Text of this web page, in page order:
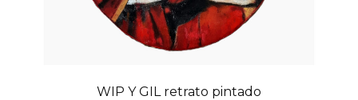
WIP Y GIL retrato pintado